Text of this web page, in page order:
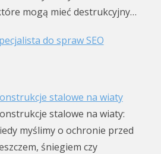
mogą mieć destrukcyjny…
do spraw SEO
stalowe na wiaty
stalowe na wiaty:
myślimy o ochronie przed
śniegiem czy